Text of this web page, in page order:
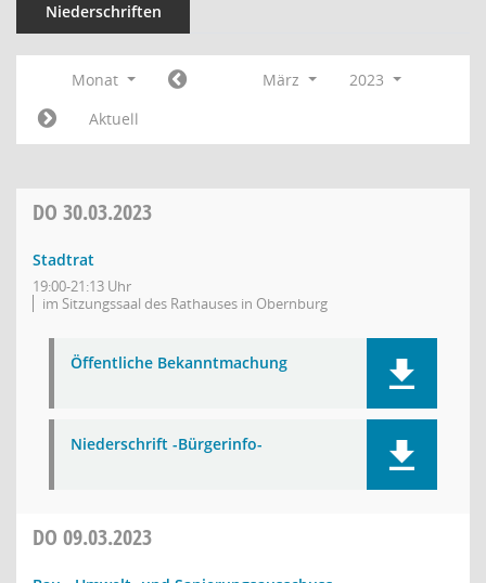
Niederschriften
Monat März
2023
Aktuell
DO 30.03.2023
Stadtrat
19:00-21:13 Uhr
im Sitzungssaal des Rathauses in Obernburg
Öffentliche Bekanntmachung
Niederschrift -Bürgerinfo-
DO 09.03.2023